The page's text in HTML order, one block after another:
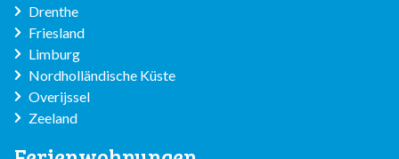
Drenthe
Friesland
Limburg
Nordholländische Küste
Overijssel
Zeeland